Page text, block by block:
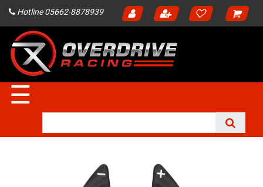
Hotline 05662-8878939
☰